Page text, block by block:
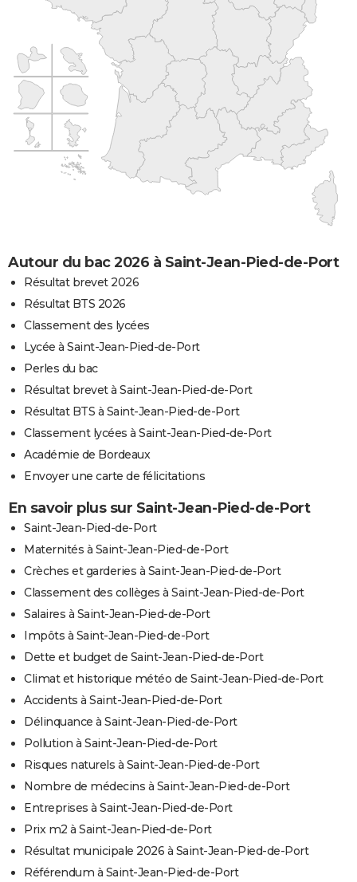
Autour du bac 2026 à Saint-Jean-Pied-de-Port
Résultat brevet 2026
Résultat BTS 2026
Classement des lycées
Lycée à Saint-Jean-Pied-de-Port
Perles du bac
Résultat brevet à Saint-Jean-Pied-de-Port
Résultat BTS à Saint-Jean-Pied-de-Port
Classement lycées à Saint-Jean-Pied-de-Port
Académie de Bordeaux
Envoyer une carte de félicitations
En savoir plus sur Saint-Jean-Pied-de-Port
Saint-Jean-Pied-de-Port
Maternités à Saint-Jean-Pied-de-Port
Crèches et garderies à Saint-Jean-Pied-de-Port
Classement des collèges à Saint-Jean-Pied-de-Port
Salaires à Saint-Jean-Pied-de-Port
Impôts à Saint-Jean-Pied-de-Port
Dette et budget de Saint-Jean-Pied-de-Port
Climat et historique météo de Saint-Jean-Pied-de-Port
Accidents à Saint-Jean-Pied-de-Port
Délinquance à Saint-Jean-Pied-de-Port
Pollution à Saint-Jean-Pied-de-Port
Risques naturels à Saint-Jean-Pied-de-Port
Nombre de médecins à Saint-Jean-Pied-de-Port
Entreprises à Saint-Jean-Pied-de-Port
Prix m2 à Saint-Jean-Pied-de-Port
Résultat municipale 2026 à Saint-Jean-Pied-de-Port
Référendum à Saint-Jean-Pied-de-Port